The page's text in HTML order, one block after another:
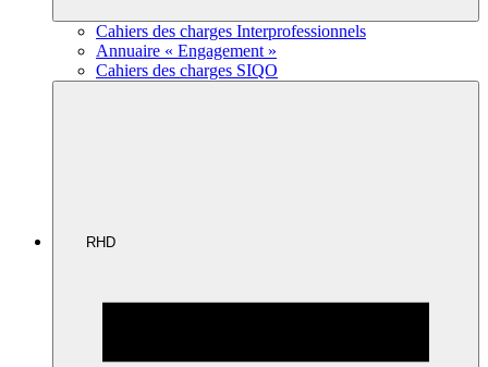
Cahiers des charges Interprofessionnels
Annuaire « Engagement »
Cahiers des charges SIQO
RHD